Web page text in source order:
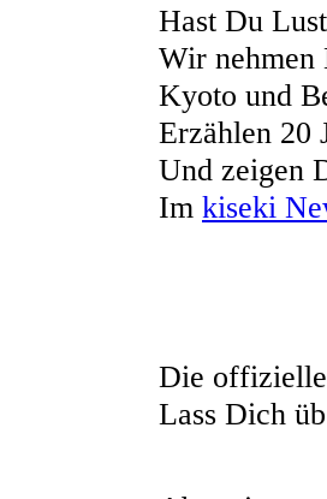
Hast Du
Wir nehmen
Kyoto und
Erzählen 20
Und zeigen
Im kiseki
Die
Lass Dich